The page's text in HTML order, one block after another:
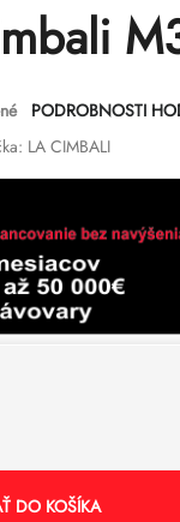
PODROBNOSTI
LA CIMBALI
DO KOŠÍKA